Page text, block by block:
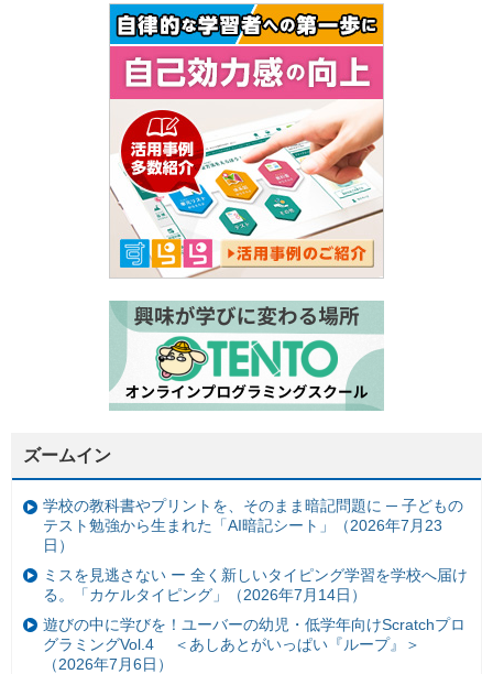
ズームイン
学校の教科書やプリントを、そのまま暗記問題に ─ 子どもの
テスト勉強から生まれた「AI暗記シート」（2026年7月23
日）
ミスを見逃さない ー 全く新しいタイピング学習を学校へ届け
る。「カケルタイピング」（2026年7月14日）
遊びの中に学びを！ユーバーの幼児・低学年向けScratchプロ
グラミングVol.4 ＜あしあとがいっぱい『ループ』＞
（2026年7月6日）